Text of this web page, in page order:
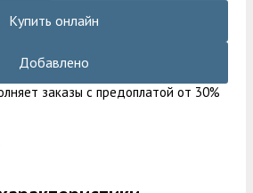
Купить онлайн
Добавлено
заказы с предоплатой от 30%